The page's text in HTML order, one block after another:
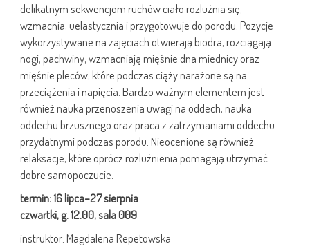
delikatnym sekwencjom ruchów ciało rozluźnia się,
wzmacnia, uelastycznia i przygotowuje do porodu. Pozycje
wykorzystywane na zajęciach otwierają biodra, rozciągają
nogi, pachwiny, wzmacniają mięśnie dna miednicy oraz
mięśnie pleców, które podczas ciąży narażone są na
przeciążenia i napięcia. Bardzo ważnym elementem jest
również nauka przenoszenia uwagi na oddech, nauka
oddechu brzusznego oraz praca z zatrzymaniami oddechu
przydatnymi podczas porodu. Nieocenione są również
relaksacje, które oprócz rozluźnienia pomagają utrzymać
dobre samopoczucie.
termin: 16 lipca–27 sierpnia
czwartki, g. 12.00, sala 009
instruktor: Magdalena Repetowska